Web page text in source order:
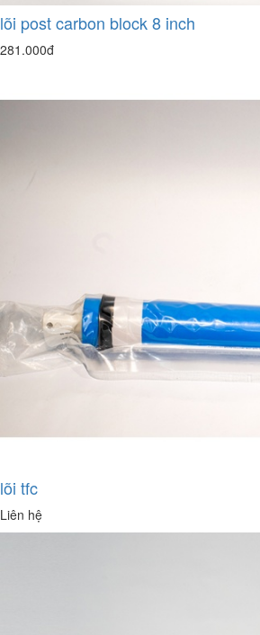
lõi post carbon block 8 inch
281.000đ
lõi tfc
Liên hệ